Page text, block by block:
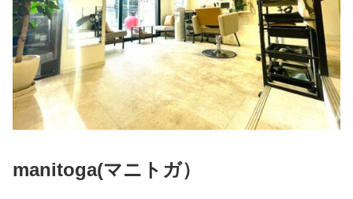
manitoga(マニトガ）